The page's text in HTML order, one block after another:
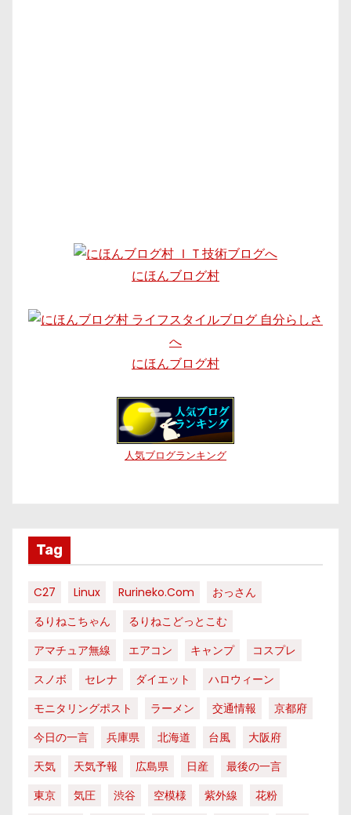
にほんブログ村
にほんブログ村
人気ブログランキング
Tag
C27 Linux Rurineko.com
おっさん
るりねこちゃん
るりねこどっとこむ
アマチュア無線
エアコン キャンプ
コスプレ
スノボ
セレナ ダイエット
ハロウィーン
モニタリングポスト
ラーメン 交通情報
京都府
今日の一言
兵庫県 北海道 台風
大阪府
天気
天気予報 広島県 日産
最後の一言
東京
気圧 渋谷 空模様 紫外線
花粉